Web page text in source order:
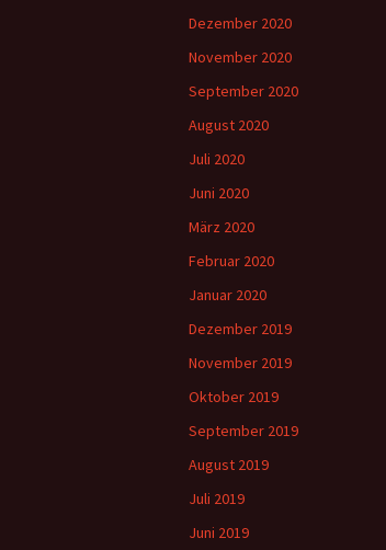
Dezember 2020
November 2020
September 2020
August 2020
Juli 2020
Juni 2020
März 2020
Februar 2020
Januar 2020
Dezember 2019
November 2019
Oktober 2019
September 2019
August 2019
Juli 2019
Juni 2019